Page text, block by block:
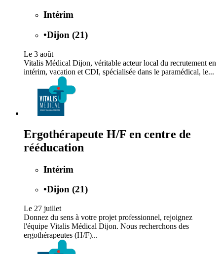
Intérim
•Dijon (21)
Le 3 août
Vitalis Médical Dijon, véritable acteur local du recrutement en
intérim, vacation et CDI, spécialisée dans le paramédical, le...
Ergothérapeute H/F en centre de
rééducation
Intérim
•Dijon (21)
Le 27 juillet
Donnez du sens à votre projet professionnel, rejoignez
l'équipe Vitalis Médical Dijon. Nous recherchons des
ergothérapeutes (H/F)...